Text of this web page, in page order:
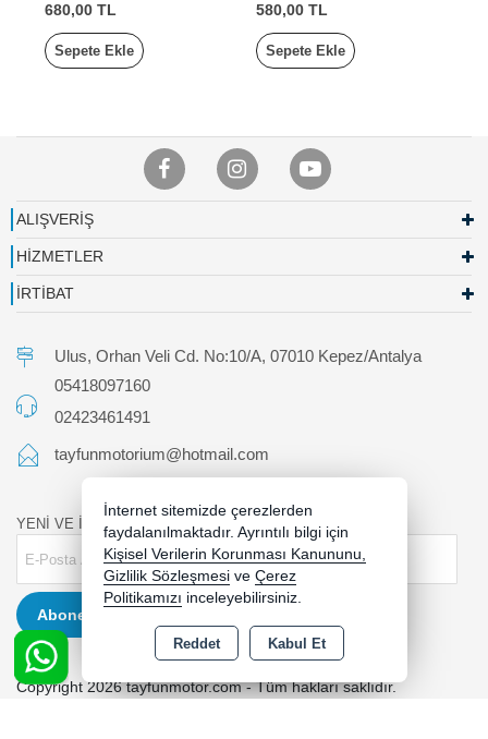
680,00 TL
Sepete Ekle
580,00 TL
Sepete Ekle
ALIŞVERİŞ
HİZMETLER
İRTİBAT
Ulus, Orhan Veli Cd. No:10/A, 07010 Kepez/Antalya
05418097160
02423461491
tayfunmotorium@hotmail.com
YENİ VE İNDİRİMLİ ÜRÜNLERDEN HABERDAR OLUN !
Abone Ol
Copyright 2026 tayfunmotor.com - Tüm hakları saklıdır.
İnternet sitemizde çerezlerden
faydalanılmaktadır. Ayrıntılı bilgi için
Kişisel Verilerin Korunması Kanununu,
Gizlilik Sözleşmesi ve Çerez
Politikamızı inceleyebilirsiniz.
Reddet Kabul Et